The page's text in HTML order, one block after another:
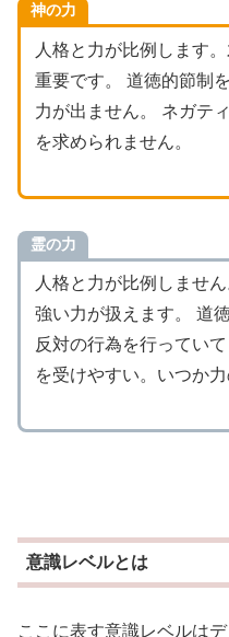
神の力
人格と力が比例します
重要です。 道徳的節制
力が出ません。 ネガテ
を求められません。
霊の力
人格と力が比例しませ
強い力が扱えます。 道
反対の行為を行ってい
を受けやすい。いつか
意識レベルとは
ここに表す意識レベルは